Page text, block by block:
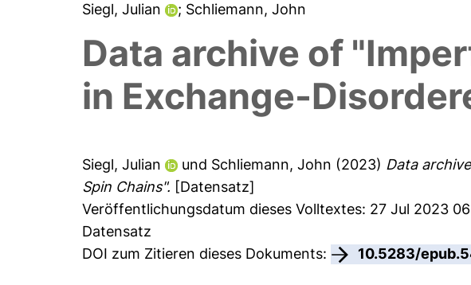
Siegl, Julian
; Schliemann, John
Data archive of
in Exchange-
Siegl, Julian und Schliemann, John (2023) Data
Spin Chains". [Datensatz]
Veröffentlichungsdatum dieses Volltextes: 27 Jul 2023
Datensatz
DOI zum Zitieren dieses Dokuments:
10.5283/